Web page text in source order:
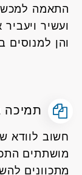
התאמה
ועשיר
והן למנוסים
תמיכה
חשוב לוודא
מושתתים
מתכוונים